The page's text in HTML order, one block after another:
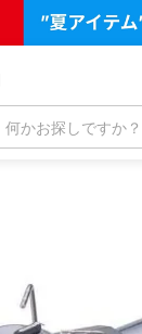
何かお探しですか？